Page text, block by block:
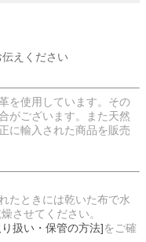
えください
を使用しています。その
がございます。また天然
に輸入された商品を販売
たときには乾いた布で水
させてください。
扱い・保管の方法]をご確